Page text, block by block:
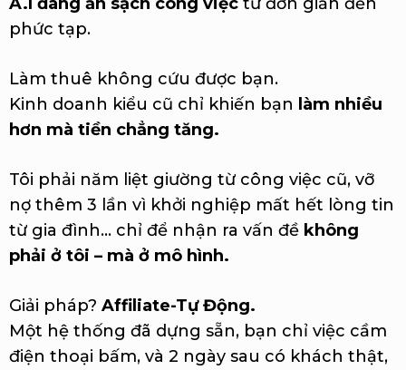
phức tạp.
Làm thuê không cứu được bạn.
Kinh doanh kiểu cũ chỉ khiến bạn làm nhiều
hơn mà tiền chẳng tăng.
Tôi phải năm liệt giường từ công việc cũ, vỡ
nợ thêm 3 lần vì khởi nghiệp mất hết lòng tin
từ gia đình… chỉ để nhận ra vấn đề không
phải ở tôi – mà ở mô hình.
Giải pháp? Affiliate-Tự Động.
Một hệ thống đã dựng sẵn, bạn chỉ việc cầm
điện thoại bấm, và 2 ngày sau có khách thật,